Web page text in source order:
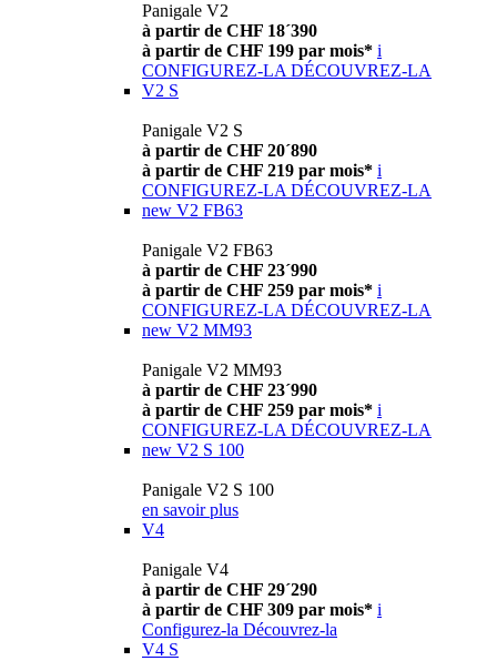
Panigale V2
à partir de CHF 18´390
à partir de CHF 199 par mois* i
CONFIGUREZ-LA DÉCOUVREZ-LA
V2 S
Panigale V2 S
à partir de CHF 20´890
à partir de CHF 219 par mois* i
CONFIGUREZ-LA DÉCOUVREZ-LA
new V2 FB63
Panigale V2 FB63
à partir de CHF 23´990
à partir de CHF 259 par mois* i
CONFIGUREZ-LA DÉCOUVREZ-LA
new V2 MM93
Panigale V2 MM93
à partir de CHF 23´990
à partir de CHF 259 par mois* i
CONFIGUREZ-LA DÉCOUVREZ-LA
new V2 S 100
Panigale V2 S 100
en savoir plus
V4
Panigale V4
à partir de CHF 29´290
à partir de CHF 309 par mois* i
Configurez-la Découvrez-la
V4 S